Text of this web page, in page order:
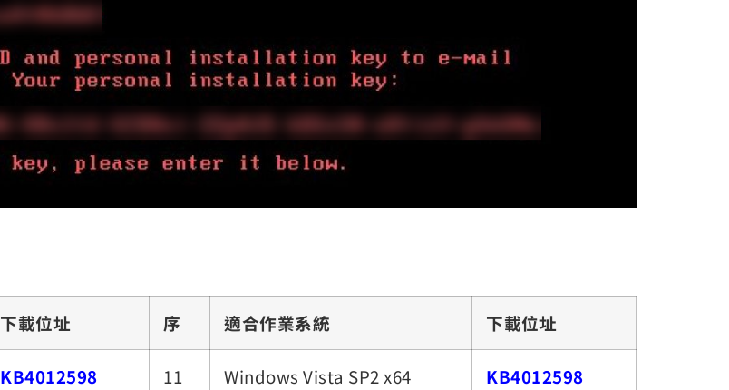
下載位址 序 適合作業系統 下載位址
KB4012598 11 Windows Vista SP2 x64 KB4012598